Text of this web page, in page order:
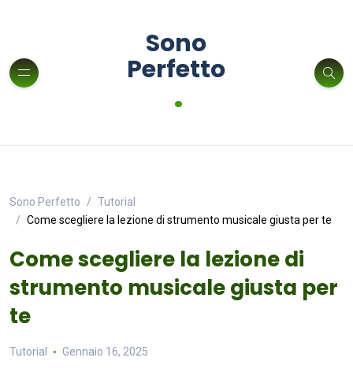
Sono
Perfetto
.
Sono Perfetto
Tutorial
Come scegliere la lezione di strumento musicale giusta per te
Come scegliere la lezione di
strumento musicale giusta per
te
Tutorial Gennaio 16, 2025